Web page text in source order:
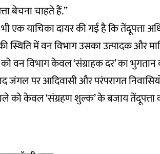
बेचना चाहते हैं.”
एक याचिका दायर की गई है कि तेंदूपत्ता
में वन विभाग उसका उत्पादक और
वन विभाग केवल ‘संग्राहक दर’ का भुगतान
पर आदिवासी और परंपरागत
को केवल ‘संग्रहण शुल्क’ के बजाय तेंदूपत्ता